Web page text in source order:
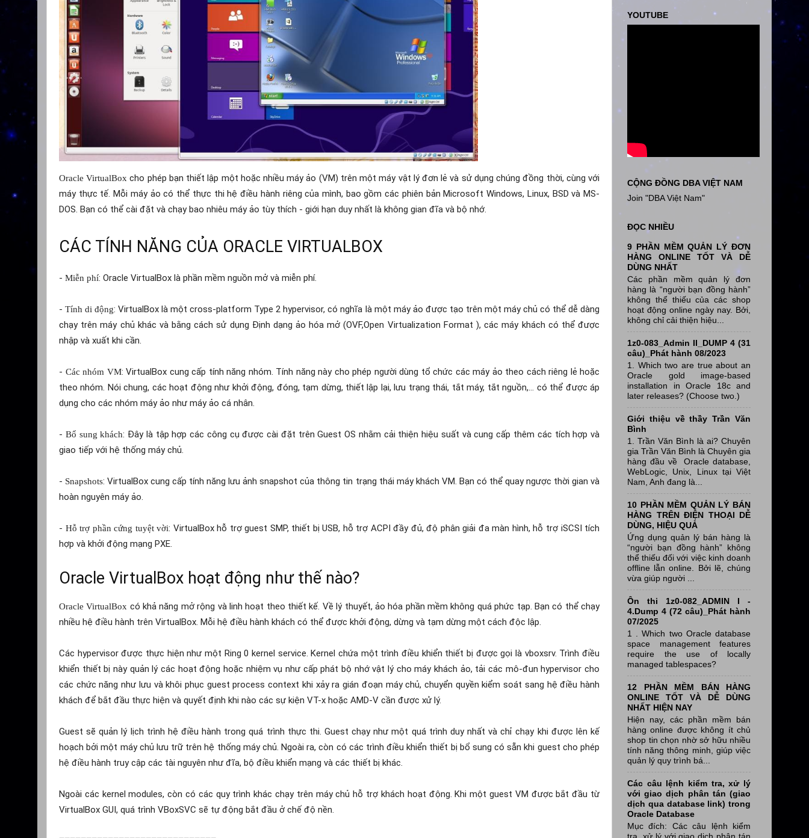
Oracle VirtualBox cho phép bạn thiết lập một hoặc nhiều máy ảo (VM) trên một máy vật lý đơn lẻ và sử dụng chúng đồng thời, cùng với
máy thực tế. Mỗi máy ảo có thể thực thi hệ điều hành riêng của mình, bao gồm các phiên bản Microsoft Windows, Linux, BSD và MS-
DOS. Bạn có thể cài đặt và chạy bao nhiêu máy ảo tùy thích - giới hạn duy nhất là không gian đĩa và bộ nhớ.
CÁC TÍNH NĂNG CỦA ORACLE VIRTUALBOX
- Miễn phí: Oracle VirtualBox là phần mềm nguồn mở và miễn phí.
-Tính di động: VirtualBox là một cross-platform Type 2 hypervisor, có nghĩa là một máy ảo được tạo trên một máy chủ có thể dễ dàng
chạy trên máy chủ khác và bằng cách sử dụng Định dạng ảo hóa mở (OVF,Open Virtualization Format ), các máy khách có thể được
nhập và xuất khi cần.
- Các nhóm VM: VirtualBox cung cấp tính năng nhóm. Tính năng này cho phép người dùng tổ chức các máy ảo theo cách riêng lẻ hoặc
theo nhóm. Nói chung, các hoạt động như khởi động, đóng, tạm dừng, thiết lập lại, lưu trạng thái, tắt máy, tắt nguồn,... có thể được áp
dụng cho các nhóm máy ảo như máy ảo cá nhân.
- Bổ sung khách: Đây là tập hợp các công cụ được cài đặt trên Guest OS nhằm cải thiện hiệu suất và cung cấp thêm các tích hợp và
giao tiếp với hệ thống máy chủ.
- Snapshots: VirtualBox cung cấp tính năng lưu ảnh snapshot của thông tin trạng thái máy khách VM. Bạn có thể quay ngược thời gian và
hoàn nguyên máy ảo.
- Hỗ trợ phần cứng tuyệt vời: VirtualBox hỗ trợ guest SMP, thiết bị USB, hỗ trợ ACPI đầy đủ, độ phân giải đa màn hình, hỗ trợ iSCSI tích
hợp và khởi động mạng PXE.
Oracle VirtualBox hoạt động như thế nào?
Oracle VirtualBox có khả năng mở rộng và linh hoạt theo thiết kế. Về lý thuyết, ảo hóa phần mềm không quá phức tạp. Bạn có thể chạy
nhiều hệ điều hành trên VirtualBox. Mỗi hệ điều hành khách có thể được khởi động, dừng và tạm dừng một cách độc lập.
Các hypervisor được thực hiện như một Ring 0 kernel service. Kernel chứa một trình điều khiển thiết bị được gọi là vboxsrv. Trình điều
khiển thiết bị này quản lý các hoạt động hoặc nhiệm vụ như cấp phát bộ nhớ vật lý cho máy khách ảo, tải các mô-đun hypervisor cho
các chức năng như lưu và khôi phục guest process context khi xảy ra gián đoạn máy chủ, chuyển quyền kiểm soát sang hệ điều hành
khách để bắt đầu thực hiện và quyết định khi nào các sự kiện VT-x hoặc AMD-V cần được xử lý.
Guest sẽ quản lý lịch trình hệ điều hành trong quá trình thực thi. Guest chạy như một quá trình duy nhất và chỉ chạy khi được lên kế
hoạch bởi một máy chủ lưu trữ trên hệ thống máy chủ. Ngoài ra, còn có các trình điều khiển thiết bị bổ sung có sẵn khi guest cho phép
hệ điều hành truy cập các tài nguyên như đĩa, bộ điều khiển mạng và các thiết bị khác.
Ngoài các kernel modules, còn có các quy trình khác chạy trên máy chủ hỗ trợ khách hoạt động. Khi một guest VM được bắt đầu từ
VirtualBox GUI, quá trình VBoxSVC sẽ tự động bắt đầu ở chế độ nền.
YOUTUBE
CỘNG ĐỒNG DBA VIỆT NAM
Join "DBA Việt Nam"
ĐỌC NHIỀU
9 PHẦN MỀM QUẢN LÝ ĐƠN
HÀNG ONLINE TỐT VÀ DỄ
DÙNG NHẤT
Các phần mềm quản lý đơn
hàng là “người bạn đồng hành”
không thể thiếu của các shop
hoạt động online ngày nay. Bởi,
không chỉ cải thiện hiệu...
1z0-083_Admin II_DUMP 4 (31
câu)_Phát hành 08/2023
1. Which two are true about an
Oracle gold image-based
installation in Oracle 18c and
later releases? (Choose two.)
Giới thiệu về thầy Trần Văn
Bình
1. Trần Văn Bình là ai? Chuyên
gia Trần Văn Bình là Chuyên gia
hàng đầu về Oracle database,
WebLogic, Unix, Linux tại Việt
Nam, Anh đang là...
10 PHẦN MỀM QUẢN LÝ BÁN
HÀNG TRÊN ĐIỆN THOẠI DỄ
DÙNG, HIỆU QUẢ
Ứng dụng quản lý bán hàng là
“người bạn đồng hành” không
thể thiếu đối với việc kinh doanh
offline lẫn online. Bởi lẽ, chúng
vừa giúp người ...
Ôn thi 1z0-082_ADMIN I -
4.Dump 4 (72 câu)_Phát hành
07/2025
1 . Which two Oracle database
space management features
require the use of locally
managed tablespaces?
12 PHẦN MỀM BÁN HÀNG
ONLINE TỐT VÀ DỄ DÙNG
NHẤT HIỆN NAY
Hiện nay, các phần mềm bán
hàng online được không ít chủ
shop tin chọn nhờ sở hữu nhiều
tính năng thông minh, giúp việc
quản lý quy trình bá...
Các câu lệnh kiểm tra, xử lý
với giao dịch phân tán (giao
dịch qua database link) trong
Oracle Database
Mục đích: Các câu lệnh kiểm